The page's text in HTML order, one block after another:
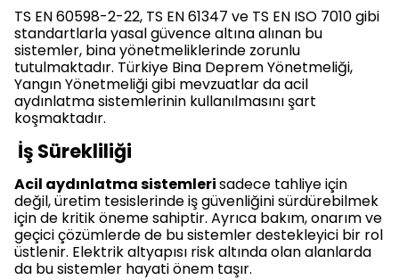
TS EN 60598-2-22, TS EN 61347 ve TS EN ISO 7010 gibi
standartlarla yasal güvence altına alınan bu
sistemler, bina yönetmeliklerinde zorunlu
tutulmaktadır. Türkiye Bina Deprem Yönetmeliği,
Yangın Yönetmeliği gibi mevzuatlar da acil
aydınlatma sistemlerinin kullanılmasını şart
koşmaktadır.
İş Sürekliliği
Acil aydınlatma sistemlerisadece tahliye için
değil, üretim tesislerinde iş güvenliğini sürdürebilmek
için de kritik öneme sahiptir. Ayrıca bakım, onarım ve
geçici çözümlerde de bu sistemler destekleyici bir rol
üstlenir. Elektrik altyapısı risk altında olan alanlarda
da bu sistemler hayati önem taşır.